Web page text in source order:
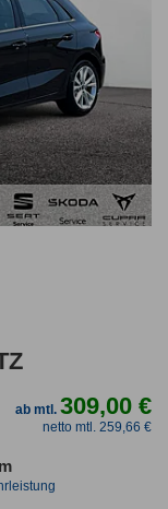
ab mtl.309,00 €
netto mtl. 259,66 €